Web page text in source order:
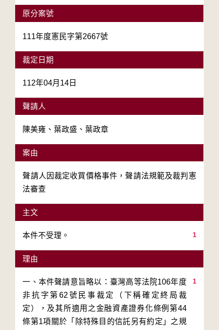
原分案號
111年度憲民字第2667號
裁定日期
112年04月14日
聲請人
陳美雍、葉政盛、葉政章
案由
聲請人因裁定收買價格事件，聲請法規範及裁判憲
法審查
主文
1
本件不受理。
理由
1
一、本件聲請意旨略以：臺灣高等法院106年度
非抗字第62號民事裁定（下稱確定終局裁
定），及其所適用之金融資產證券化條例第44
條第1項關於「除特殊目的信託另有約定」之規